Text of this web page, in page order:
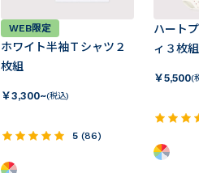
WEB限定
ホワイト半袖Ｔシャツ２
枚組
￥3,300~(税込)
5 (86)
ハート
ィ３枚組
￥5,500(